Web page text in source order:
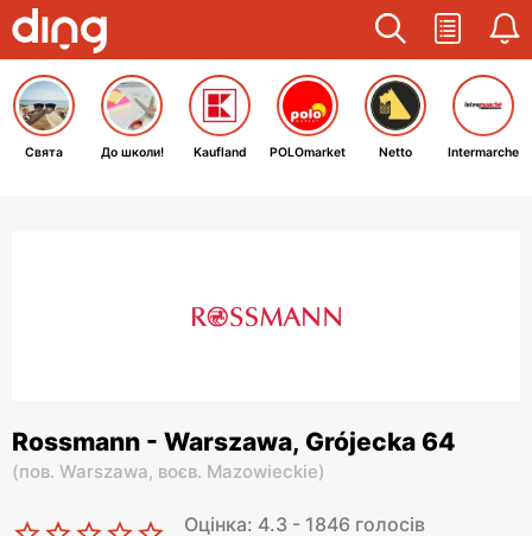
Свята До школи! Kaufland POLOmarket Netto Intermarche
Rossmann - Warszawa, Grójecka 64
(пов. Warszawa, воєв. Mazowieckie)
Оцінка: 4.3 - 1846 голосів